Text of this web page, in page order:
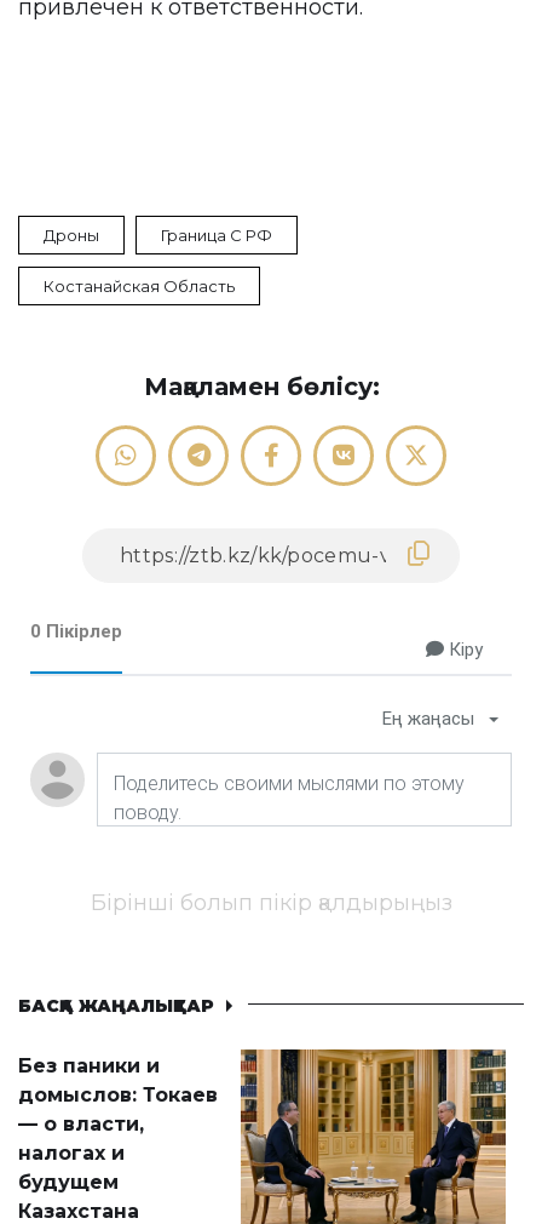
привлечен к ответственности.
Дроны Граница С РФ
Костанайская Область
Мақаламен бөлісу:
0 Пікірлер
Кіру
Ең жаңасы
Бірінші болып пікір қалдырыңыз
БАСҚА ЖАҢАЛЫҚТАР
Без паники и
домыслов: Токаев
— о власти,
налогах и
будущем
Казахстана